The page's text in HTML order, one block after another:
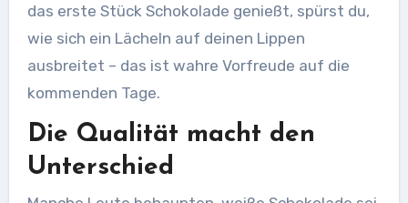
das erste Stück Schokolade genießt, spürst du,
wie sich ein Lächeln auf deinen Lippen
ausbreitet – das ist wahre Vorfreude auf die
kommenden Tage.
Die Qualität macht den
Unterschied